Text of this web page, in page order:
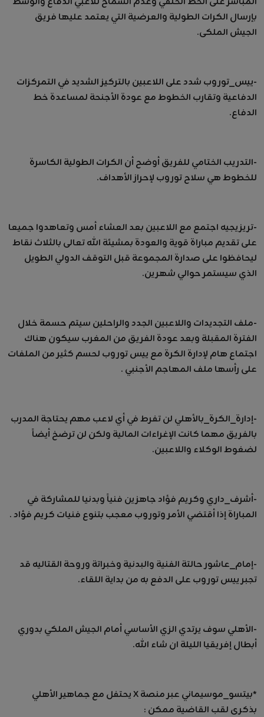
بإرسال الكرات الطولية والعرضية التي يعتمد عليها فريق
الجيش الملكى.
-ييس_توروب شدد على اللاعبين بالتركيز الشديد في التمركزات
الدفاعية وتقارب الخطوط مع عودة الأجنحة لمساعدة خط
الدفاع.
-التدريب الختامي للفريق أوضح أن الكرات الطولية الكاسرة
للخطوط هي سلاح توروب لإحراز الأهداف.
-تريزيجيه اجتمع مع اللاعبين بعد العشاء أمس وتعاهدوا جميعا
على تقديم مباراة قوية والعودة بمشيئة الله تعالى بالثلاث نقاط
ليحافظوا على صدارة المجموعة قبل التوقف الدولي الطويل
الذي سيستمر حوالي شهرين.
-ملف التجديدات واللاعبين الجدد والراحلين سيتم حسمة خلال
الفترة المقبلة وبعد عودة الفريق من المغرب سيكون هناك
اجتماع هام لإدارة الكرة مع ييس توروب لحسم كثير من الملفات
على رأسها ملف المهاجم الأجنبي .
-إدارة_الكرة_بالأهلي لن تفرط في أي لاعب مهم يحتاجة المدرب
بالفريق مهما كانت الإغراءات المالية ولكن لن ترضخ أيضاً
لضغوط الوكلاء واللاعبين.
-أشرف_داري وكريم فؤاد جاهزين فنياً وبدنيا للمشاركة في
المباراة إذا أقتضي الأمر وتوروب معجب بتنوع فنيات كريم فؤاد .
-إمام_عاشور حالتة الفنية والبدنية وخبراتة وروحة القتاليه قد
تجبر ييس توروب على الدفع به من بداية اللقاء.
-الأهلي سوف يرتدي الزي الأساسي أمام الجيش الملكي بدوري
أبطال إفريقيا الليلة ان شاء الله.
*بيتسو_موسيماني عبر منصة X يحتفل مع جماهير الأهلي
بذكرى لقب القاضية ممكن :